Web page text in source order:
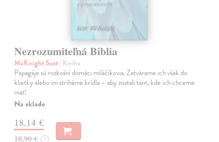
Nezrozumiteľná Biblia
McKnight Scot| Kniha
Papagáje sú rozkošní domáci miláčikovia. Zatvárame ich však do
klietky alebo im striháme krídla – aby zostali tam, kde ich chceme
mať.
Na sklade
18,14 €
18,90 € ?